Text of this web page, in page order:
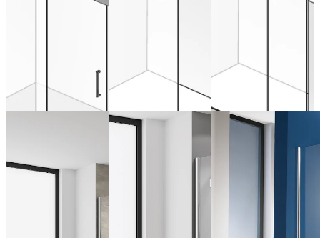
maintenant
de 1.177,00 € (TVA
incluse)
maintenant